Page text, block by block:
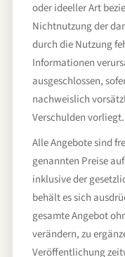
oder ideeller Art
Nichtnutzung der
durch die Nutzung
Informationen
ausgeschlossen,
nachweislich
Verschulden vorliegt.
Alle Angebote sind
genannten Preise
inklusive der
behält es sich
gesamte Angebot
verändern, zu
Veröffentlichung